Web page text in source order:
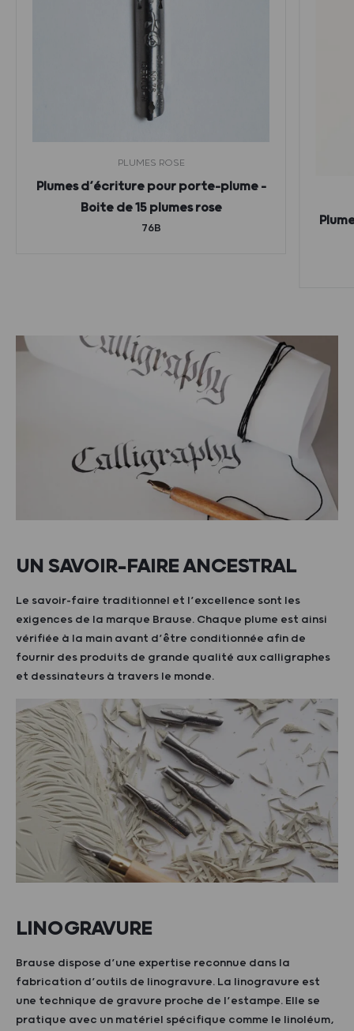
PLUMES ROSE
Plumes d’écriture pour porte-plume –
Boite de 15 plumes rose
76B
UN SAVOIR-FAIRE ANCESTRAL
Le savoir-faire traditionnel et l’excellence sont les
exigences de la marque Brause. Chaque plume est ainsi
vérifiée à la main avant d’être conditionnée afin de
fournir des produits de grande qualité aux calligraphes
et dessinateurs à travers le monde.
LINOGRAVURE
Brause dispose d’une expertise reconnue dans la
fabrication d’outils de linogravure. La linogravure est
une technique de gravure proche de l’estampe. Elle se
pratique avec un matériel spécifique comme le linoléum,